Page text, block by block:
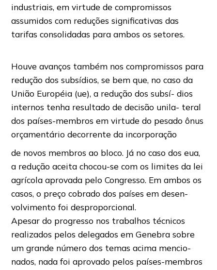
industriais, em virtude de compromissos
assumidos com reduções significativas das
tarifas consolidadas para ambos os setores.
Houve avanços também nos compromissos para
redução dos subsídios, se bem que, no caso da
União Européia (ue), a redução dos subsí- dios
internos tenha resultado de decisão unila- teral
dos países-membros em virtude do pesado ônus
orçamentário decorrente da incorporação
de novos membros ao bloco. Já no caso dos eua,
a redução aceita chocou-se com os limites da lei
agrícola aprovada pelo Congresso. Em ambos os
casos, o preço cobrado dos países em desen-
volvimento foi desproporcional.
Apesar do progresso nos trabalhos técnicos
realizados pelos delegados em Genebra sobre
um grande número dos temas acima mencio-
nados, nada foi aprovado pelos países-membros